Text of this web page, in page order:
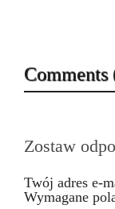
Comments
Zostaw
Twój adres e-
Wymagane